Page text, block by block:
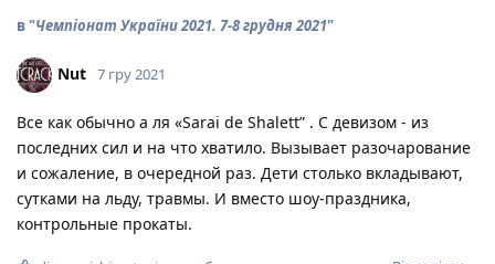
в "Чемпіонат України 2021. 7-8 грудня 2021"
Nut 7 гру 2021
Все как обычно а ля «Sarai de Shalett” . С девизом - из
последних сил и на что хватило. Вызывает разочарование
и сожаление, в очередной раз. Дети столько вкладывают,
сутками на льду, травмы. И вместо шоу-праздника,
контрольные прокаты.